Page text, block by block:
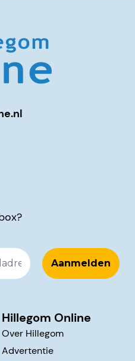
Hillegom Online
Over Hillegom
Advertentie